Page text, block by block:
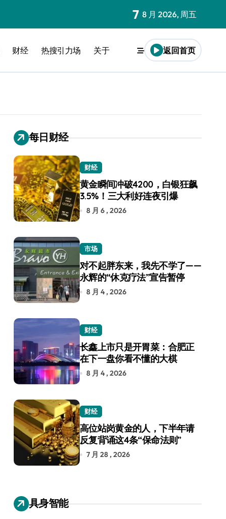
7 8 月 2026, 周五
财经 热搜引力场 关于 返回首页
每日财经
财经
黄金瞬间冲破4200，白银狂飙
3.5%！三大利好连夜引爆
8 月 6 , 2026
市场
对不起胖东来，我先不学了——
永辉的“休克疗法”宣告暂停
8 月 4 , 2026
财经
长鑫上市只是开胃菜：合肥正
在下一盘你看不懂的大棋
8 月 4 , 2026
财经
高位站岗黄金的人，下半年请
反复背诵这4条“保命法则”
7 月 28 , 2026
具身智能